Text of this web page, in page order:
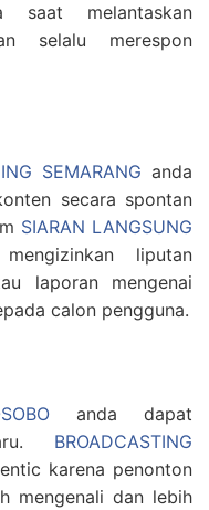
melantaskan
selalu merespon
SEMARANG anda
secara spontan
SIARAN LANGSUNG
liputan
laporan mengenai
calon pengguna.
anda dapat
BROADCASTING
karena penonton
mengenali dan lebih